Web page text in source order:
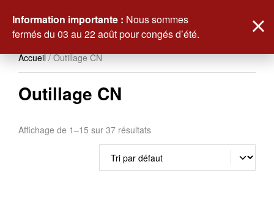
Accueil/ Outillage CN
Outillage CN
Affichage de 1–15 sur 37 résultats
Information importante : Nous sommes
fermés du 03 au 22 août pour congés d’été.